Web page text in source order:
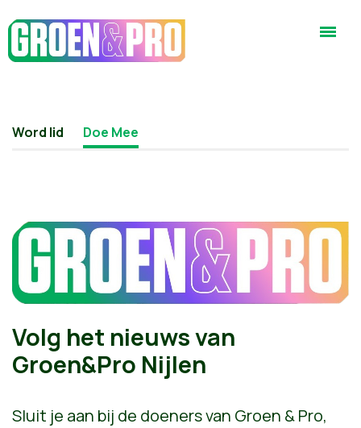
Word lid Doe Mee
Volg het nieuws van
Groen&Pro Nijlen
Sluit je aan bij de doeners van Groen & Pro,